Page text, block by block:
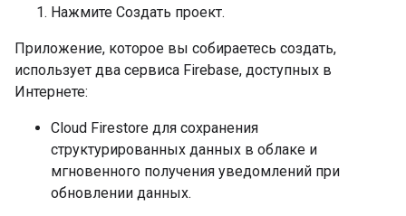
Нажмите Создать проект.
Приложение, которое вы собираетесь создать,
использует два сервиса Firebase, доступных в
Интернете:
Cloud Firestore для сохранения
структурированных данных в облаке и
мгновенного получения уведомлений при
обновлении данных.